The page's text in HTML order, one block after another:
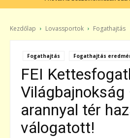
Kezdőlap Lovassportok Fogathajtás
Fogathajtás Fogathajtás
FEI
Világbajnokság
arannyal tér
válogatott!